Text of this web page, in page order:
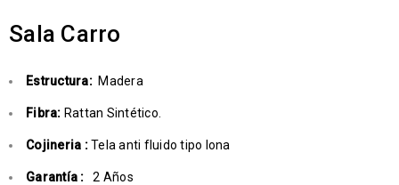
Sala Carro
Estructura: Madera
Fibra: Rattan Sintético.
Cojineria :Tela anti fluido tipo lona
Garantía :2 Años